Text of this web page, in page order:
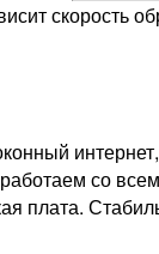
скорость
со
плата.